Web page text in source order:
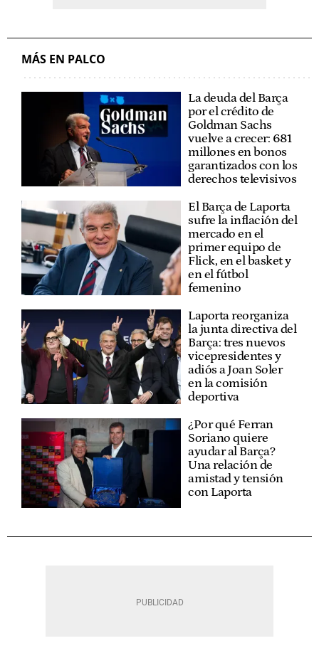
MÁS EN PALCO
La deuda del Barça
por el crédito de
Goldman Sachs
vuelve a crecer: 681
millones en bonos
garantizados con los
derechos televisivos
El Barça de Laporta
sufre la inflación del
mercado en el
primer equipo de
Flick, en el basket y
en el fútbol
femenino
Laporta reorganiza
la junta directiva del
Barça: tres nuevos
vicepresidentes y
adiós a Joan Soler
en la comisión
deportiva
¿Por qué Ferran
Soriano quiere
ayudar al Barça?
Una relación de
amistad y tensión
con Laporta